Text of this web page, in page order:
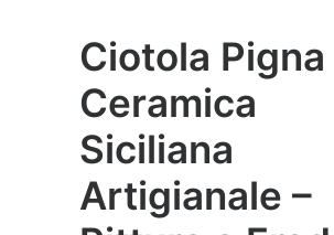
Ciotola Pigna
Ceramica
Siciliana
Artigianale –